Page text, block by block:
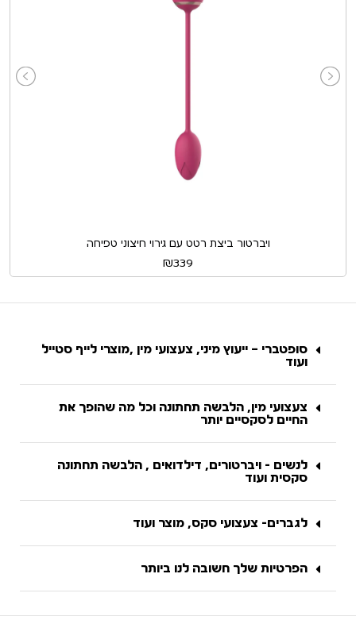
ויברטור ביצת רטט עם גירוי חיצוני טפיחה
₪339
סופטברי – ייעוץ מיני, צעצועי מין ,מוצרי לייף סטייל
ועוד
צעצועי מין, הלבשה תחתונה וכל מה שהופך את
החיים לסקסיים יותר
לנשים - ויברטורים, דילדואים , הלבשה תחתונה
סקסית ועוד
לגברים- צעצועי סקס, מוצר ועוד
הפרטיות שלך חשובה לנו ביותר